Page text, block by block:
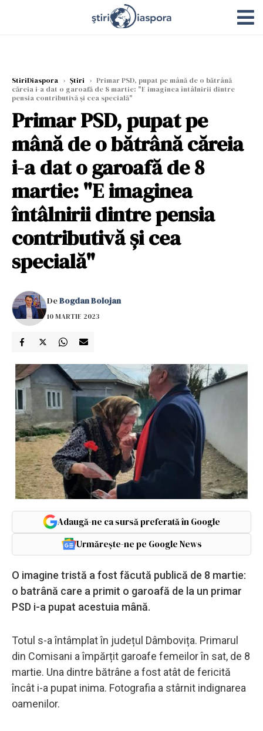
StiriDiaspora › Știri › Primar PSD, pupat pe mână de o bătrână
căreia i-a dat o garoafă de 8 martie: "E imaginea întâlnirii dintre
pensia contributivă și cea specială"
Primar PSD, pupat pe
mână de o bătrână căreia
i-a dat o garoafă de 8
martie: "E imaginea
întâlnirii dintre pensia
contributivă și cea
specială"
DeBogdan Bolojan
10 MARTIE 2023
Adaugă-ne ca sursă preferată în Google
Urmărește-ne pe Google News
O imagine tristă a fost făcută publică de 8 martie:
o batrână care a primit o garoafă de la un primar
PSD i-a pupat acestuia mână.
Totul s-a întâmplat în județul Dâmbovița. Primarul
din Comisani a împărțit garoafe femeilor în sat, de 8
martie. Una dintre bătrâne a fost atât de fericită
încât i-a pupat inima. Fotografia a stârnit indignarea
oamenilor.